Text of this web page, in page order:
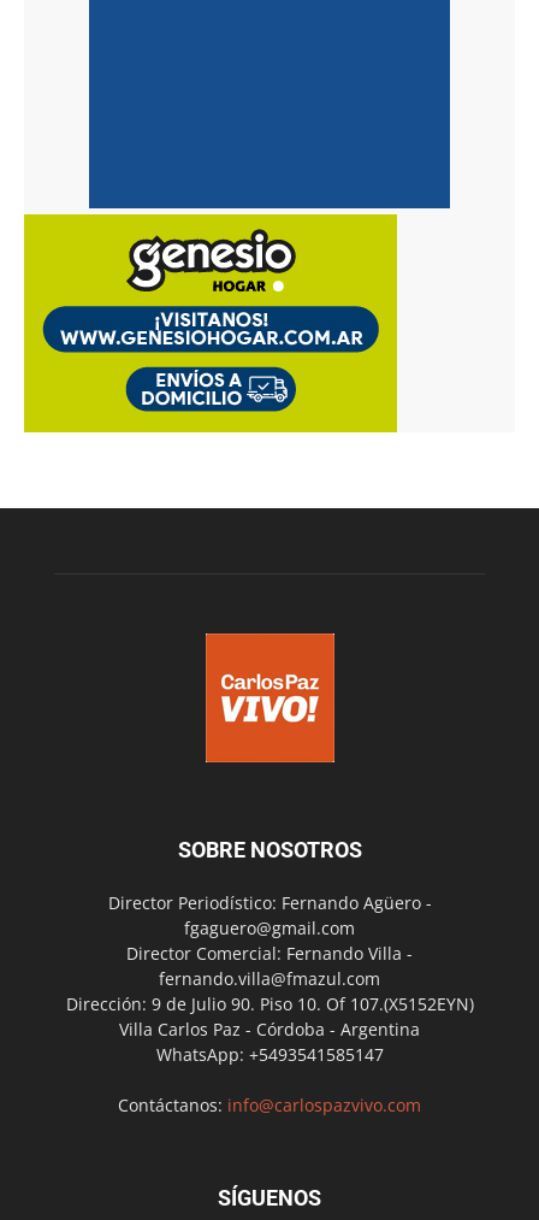
SOBRE NOSOTROS
Director Periodístico: Fernando Agüero -
fgaguero@gmail.com
Director Comercial: Fernando Villa -
fernando.villa@fmazul.com
Dirección: 9 de Julio 90. Piso 10. Of 107.(X5152EYN)
Villa Carlos Paz - Córdoba - Argentina
WhatsApp: +5493541585147
Contáctanos: info@carlospazvivo.com
SÍGUENOS